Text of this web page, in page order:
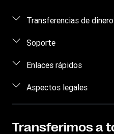
Transferencias de dinero
Enviar dinero
Dónde Encontrarnos
Aplicación móvil
Convertidor de moneda
Soporte
Concienciación sobre el
Enlaces rápidos
Iniciar sesión
Regístrate
Aspectos legales
Términos de servicio
Transferimos a